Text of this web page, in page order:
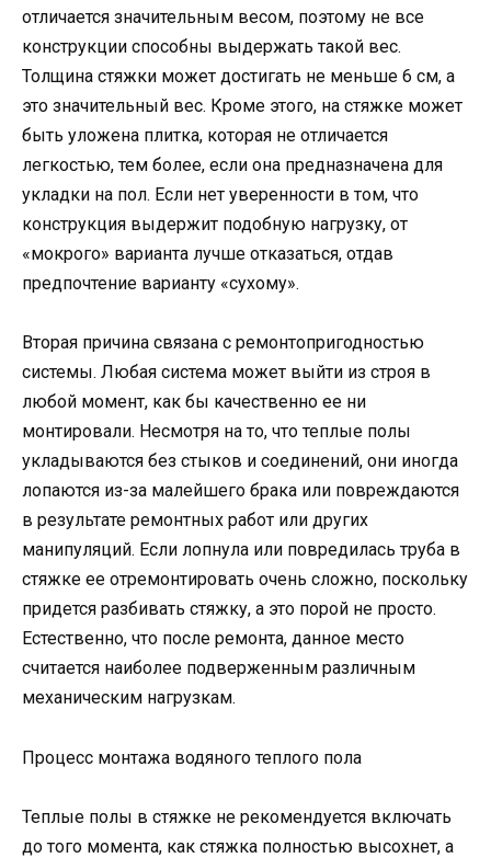
отличается значительным весом, поэтому не все
конструкции способны выдержать такой вес.
Толщина стяжки может достигать не меньше 6 см, а
это значительный вес. Кроме этого, на стяжке может
быть уложена плитка, которая не отличается
легкостью, тем более, если она предназначена для
укладки на пол. Если нет уверенности в том, что
конструкция выдержит подобную нагрузку, от
«мокрого» варианта лучше отказаться, отдав
предпочтение варианту «сухому».
Вторая причина связана с ремонтопригодностью
системы. Любая система может выйти из строя в
любой момент, как бы качественно ее ни
монтировали. Несмотря на то, что теплые полы
укладываются без стыков и соединений, они иногда
лопаются из-за малейшего брака или повреждаются
в результате ремонтных работ или других
манипуляций. Если лопнула или повредилась труба в
стяжке ее отремонтировать очень сложно, поскольку
придется разбивать стяжку, а это порой не просто.
Естественно, что после ремонта, данное место
считается наиболее подверженным различным
механическим нагрузкам.
Процесс монтажа водяного теплого пола
Теплые полы в стяжке не рекомендуется включать
до того момента, как стяжка полностью высохнет, а